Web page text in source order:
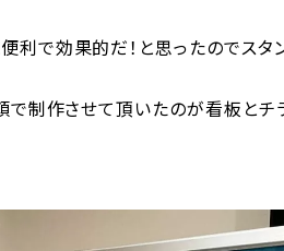
利で効果的だ！と思ったのでスタ
で制作させて頂いたのが看板とチ